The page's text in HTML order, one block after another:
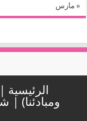
« مارس
الرئيسية
ومبادئنا)